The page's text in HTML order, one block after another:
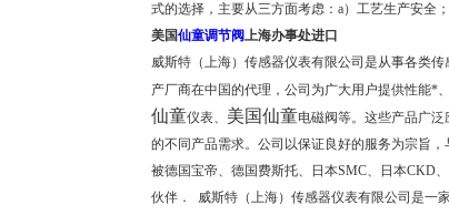
式的选择，主要从三方面考虑：a）工艺生产安全
美国仙童调节阀上海办事处进口
威斯特（上海）传感器仪表有限公司是从事各类
产厂商在中国的代理，公司为广大用户提供性能*
仙童仪表、 美国仙童电磁阀等。这些产品广
的不同产品需求。公司以保证良好的服务为宗旨
被德国宝帝、德国费斯托、日本SMC、日本CKD
伙伴． 威斯特（上海）传感器仪表有限公司是一